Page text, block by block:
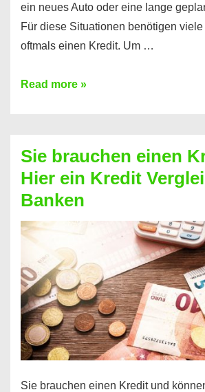
ein neues Auto oder eine lange
Für diese Situationen benötigen
oftmals einen Kredit. Um …
Brauchen
Summe
Geld?
Hier
einen
10000
Euro
Kredit
finden
Read more »
Sie brauchen einen
Hier ein Kredit
Banken
Sie brauchen einen Kredit und